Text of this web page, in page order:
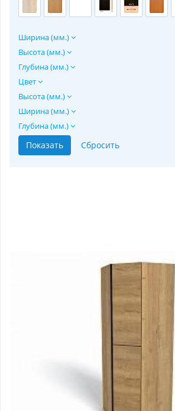
Ширина (мм.)
Высота (мм.)
Глубина (мм.)
Цвет
Высота (мм.)
Ширина (мм.)
Глубина (мм.)